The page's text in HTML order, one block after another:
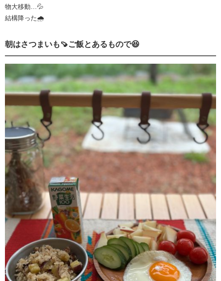
物大移動…💦
結構降った🌧️
朝はさつまいも🍠ご飯とあるもので😆